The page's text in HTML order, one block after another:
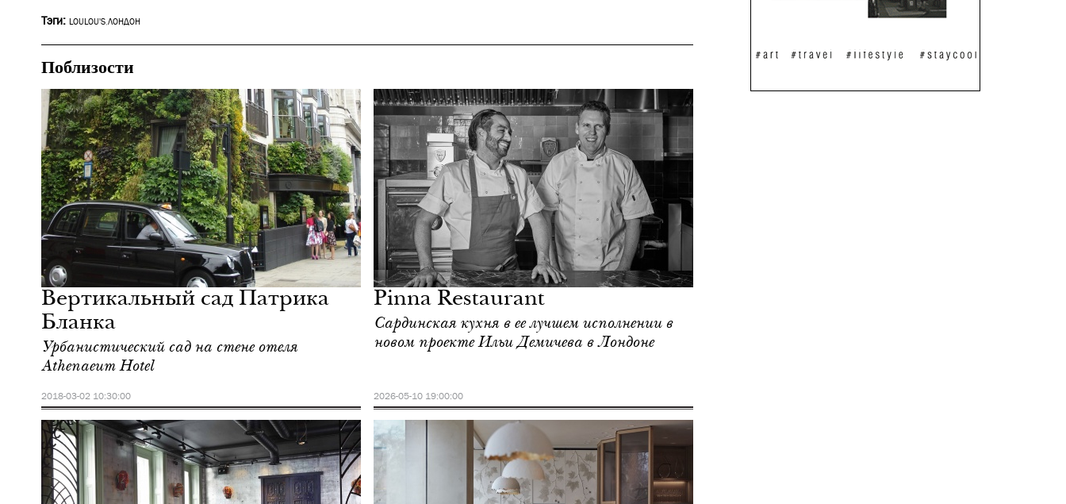
Тэги: LOULOU'S,ЛОНДОН
Поблизости
Вертикальный сад Патрика
Бланка
Урбанистический сад на стене отеля
Athenaeum Hotel
2018-03-02 10:30:00
Лондон
Pinna Restaurant
Сардинская кухня в ее лучшем исполнении в
новом проекте Ильи Демичева в Лондоне
2026-05-10 19:00:00